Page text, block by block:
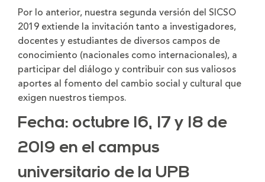
Por lo anterior, nuestra segunda versión del SICSO
2019 extiende la invitación tanto a investigadores,
docentes y estudiantes de diversos campos de
conocimiento (nacionales como internacionales), a
participar del diálogo y contribuir con sus valiosos
aportes al fomento del cambio social y cultural que
exigen nuestros tiempos.
Fecha: octubre 16, 17 y 18 de
2019 en el campus
universitario de la UPB